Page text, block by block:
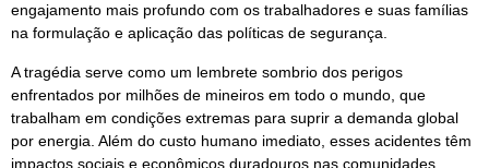
engajamento mais profundo com os trabalhadores e suas famílias
na formulação e aplicação das políticas de segurança.
A tragédia serve como um lembrete sombrio dos perigos
enfrentados por milhões de mineiros em todo o mundo, que
trabalham em condições extremas para suprir a demanda global
por energia. Além do custo humano imediato, esses acidentes têm
impactos sociais e econômicos duradouros nas comunidades